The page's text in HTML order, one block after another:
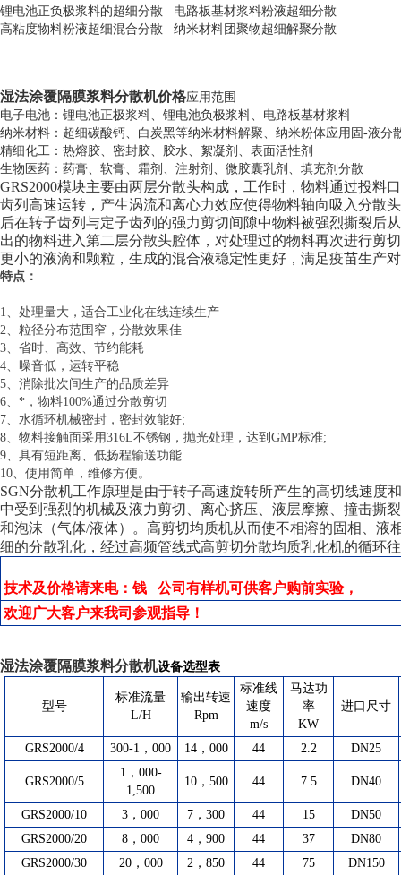
锂电池正负极浆料的超细分散 电路板基材浆料粉液超细分散
高粘度物料粉液超细混合分散 纳米材料团聚物超细解聚分散
湿法涂覆隔膜浆料分散机价格应用范围
电子电池：锂电池正极浆料、锂电池负极浆料、电路板基材浆料
纳米材料：超细碳酸钙、白炭黑等纳米材料解聚、纳米粉体应用固-液分
精细化工：热熔胶、密封胶、胶水、絮凝剂、表面活性剂
生物医药：药膏、软膏、霜剂、注射剂、微胶囊乳剂、填充剂分散
GRS2000模块主要由两层分散头构成，工作时，物料通过投
齿列高速运转，产生涡流和离心力效应使得物料轴向吸入分散
后在转子齿列与定子齿列的强力剪切间隙中物料被强烈撕裂后
出的物料进入第二层分散头腔体，对处理过的物料再次进行剪
更小的液滴和颗粒，生成的混合液稳定性更好，满足疫苗生产
特点：
1、处理量大，适合工业化在线连续生产
2、粒径分布范围窄，分散效果佳
3、省时、高效、节约能耗
4、噪音低，运转平稳
5、消除批次间生产的品质差异
6、*，物料100%通过分散剪切
7、水循环机械密封，密封效能好;
8、物料接触面采用316L不锈钢，抛光处理，达到GMP标准;
9、具有短距离、低扬程输送功能
10、使用简单，维修方便。
SGN分散机工作原理是由于转子高速旋转所产生的高切线速度
中受到强烈的机械及液力剪切、离心挤压、液层摩擦、撞击撕
和泡沫（气体/液体）。高剪切均质机从而使不相溶的固相、液
细的分散乳化，经过高频管线式高剪切分散均质乳化机的循环
技术及价格请来电：钱 公司有样机可供客户购前实验，
欢迎广大客户来我司参观指导！
湿法涂覆隔膜浆料分散机设备选型表
型号
标准流量
L/H
输出转速
Rpm
标准线
速度
m/s
马达功
率
KW
进口尺寸
GRS2000/4 300-1，000 14，000 44 2.2 DN25
GRS2000/5
1，000-
1,500
10，500 44 7.5 DN40
GRS2000/10 3，000 7，300 44 15
DN50
GRS2000/20
8，000 4，900 44 37
DN80
GRS2000/30
20，000 2，850 44 75
DN150